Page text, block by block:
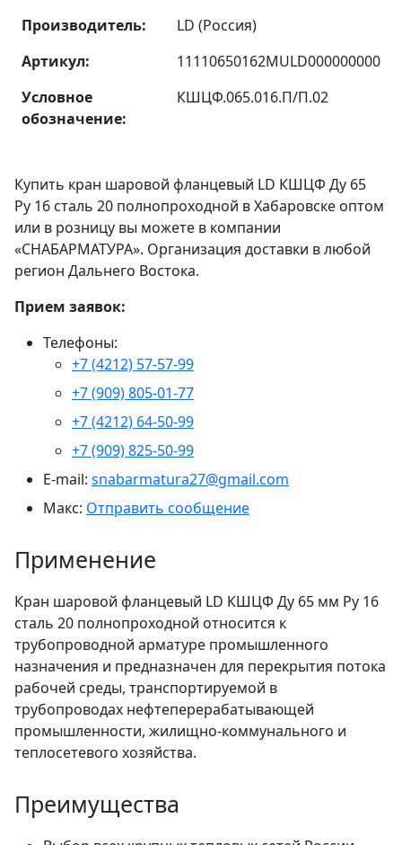
Производитель:
LD (Россия)
Артикул:
11110650162MULD000000000
Условное
обозначение:
КШЦФ.065.016.П/П.02
Купить кран шаровой фланцевый LD КШЦФ Ду 65
Ру 16 сталь 20 полнопроходной в Хабаровске оптом
или в розницу вы можете в компании
«СНАБАРМАТУРА». Организация доставки в любой
регион Дальнего Востока.
Прием заявок:
Телефоны:
+7 (4212) 57-57-99
+7 (909) 805-01-77
+7 (4212) 64-50-99
+7 (909) 825-50-99
E-mail: snabarmatura27@gmail.com
Макс: Отправить сообщение
Применение
Кран шаровой фланцевый LD КШЦФ Ду 65 мм Ру 16
сталь 20 полнопроходной относится к
трубопроводной арматуре промышленного
назначения и предназначен для перекрытия потока
рабочей среды, транспортируемой в
трубопроводах нефтеперерабатывающей
промышленности, жилищно-коммунального и
теплосетевого хозяйства.
Преимущества